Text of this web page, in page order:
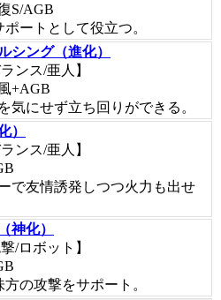
S/AGB
ポートとして役立つ。
シング（進化）
ンス/亜人】
+AGB
気にせず立ち回りができる。
）
ンス/亜人】
で友情誘発しつつ火力も出せ
神化）
/ロボット】
方の攻撃をサポート。